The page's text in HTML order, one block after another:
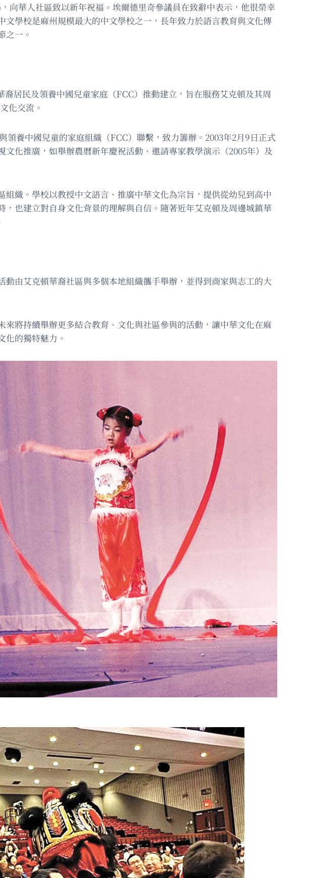
華人社區致以新年祝福。埃爾德里奇參議員在致辭中表示，他很榮幸
學校是麻州規模最大的中文學校之一，長年致力於語言教育與文化傳
之一。
居民及領養中國兒童家庭（FCC）推動建立，旨在服務艾克頓及其周
化交流。
養中國兒童的家庭組織（FCC）聯繫，致力籌辦。2003年2月9日正式
化推廣，如舉辦農曆新年慶祝活動、邀請專家教學演示（2005年）及
織。學校以教授中文語言、推廣中華文化為宗旨，提供從幼兒到高中
也建立對自身文化背景的理解與自信。隨著近年艾克頓及周邊城鎮華
由艾克頓華裔社區與多個本地組織攜手舉辦，並得到商家與志工的大
將持續舉辦更多結合教育、文化與社區參與的活動，讓中華文化在麻
化的獨特魅力。